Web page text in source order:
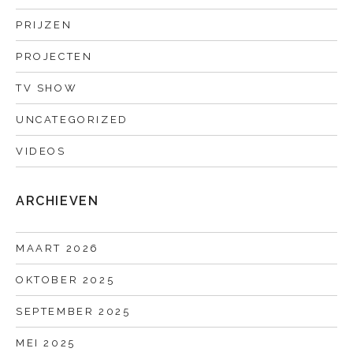
PRIJZEN
PROJECTEN
TV SHOW
UNCATEGORIZED
VIDEOS
ARCHIEVEN
MAART 2026
OKTOBER 2025
SEPTEMBER 2025
MEI 2025